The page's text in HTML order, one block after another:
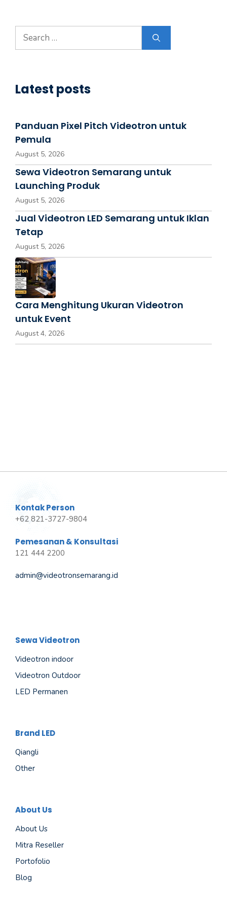
Latest posts
Panduan Pixel Pitch Videotron untuk
Pemula
August 5, 2026
Sewa Videotron Semarang untuk
Launching Produk
August 5, 2026
Jual Videotron LED Semarang untuk Iklan
Tetap
August 5, 2026
Cara Menghitung Ukuran Videotron
untuk Event
August 4, 2026
Kontak Person
+62 821-3727-9804
Pemesanan & Konsultasi
121 444 2200
admin@videotronsemarang.id
Sewa Videotron
Videotron indoor
Videotron Outdoor
LED Permanen
Brand LED
Qiangli
Other
About Us
About Us
Mitra Reseller
Portofolio
Blog